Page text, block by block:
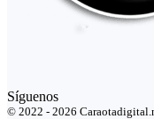
Síguenos
© 2022 - 2026